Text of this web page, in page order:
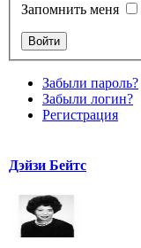
Запомнить меня
Забыли пароль?
Забыли логин?
Регистрация
Дэйзи Бейтс